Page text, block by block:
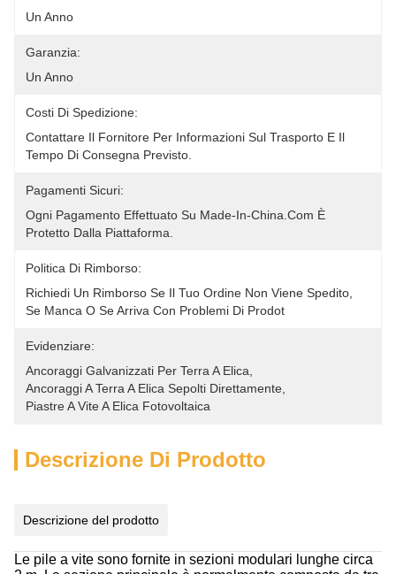
Un Anno
Garanzia:
Un Anno
Costi Di Spedizione:
Contattare Il Fornitore Per Informazioni Sul Trasporto E Il
Tempo Di Consegna Previsto.
Pagamenti Sicuri:
Ogni Pagamento Effettuato Su Made-In-China.com È
Protetto Dalla Piattaforma.
Politica Di Rimborso:
Richiedi Un Rimborso Se Il Tuo Ordine Non Viene Spedito,
Se Manca O Se Arriva Con Problemi Di Prodot
Evidenziare:
Ancoraggi Galvanizzati Per Terra A Elica
Ancoraggi A Terra A Elica Sepolti Direttamente
Piastre A Vite A Elica Fotovoltaica
Descrizione Di Prodotto
Descrizione del prodotto
Le pile a vite sono fornite in sezioni modulari lunghe circa